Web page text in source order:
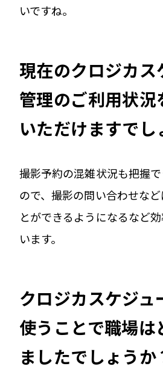
いですね。
現在のクロジカス
管理のご利用状況
いただけますでし
撮影予約の混雑状況も把握
ので、撮影の問い合わせな
とができるようになるなど
います。
クロジカスケジュ
使うことで職場は
ましたでしょうか